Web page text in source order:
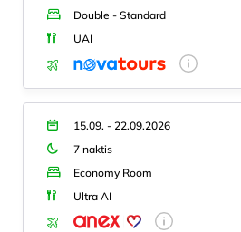
Double - Standard
UAI
15.09. - 22.09.2026
7 naktis
Economy Room
Ultra AI